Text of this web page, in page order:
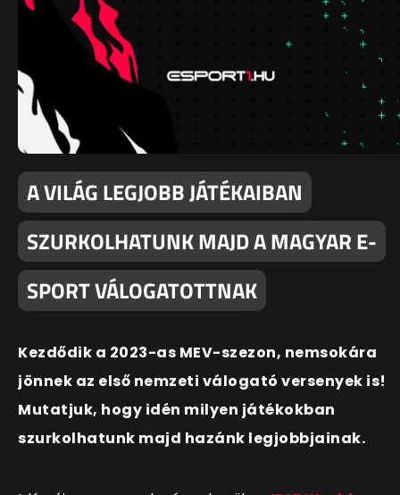
A VILÁG LEGJOBB JÁTÉKAIBAN
SZURKOLHATUNK MAJD A MAGYAR E-
SPORT VÁLOGATOTTNAK
Kezdődik a 2023-as MEV-szezon, nemsokára
jönnek az első nemzeti válogató versenyek is!
Mutatjuk, hogy idén milyen játékokban
szurkolhatunk majd hazánk legjobbjainak.